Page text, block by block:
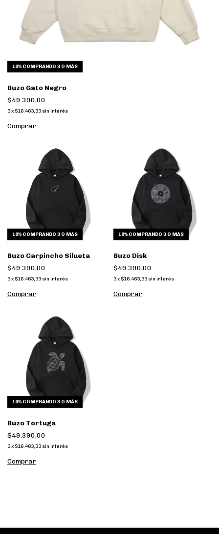
10% COMPRANDO 3 O MÁS
Buzo Gato Negro
$49.390,00
3x $16.463,33 sin interés
Comprar
10% COMPRANDO 3 O MÁS
Buzo Carpincho Silueta
$49.390,00
3x $16.463,33 sin interés
Comprar
10% COMPRANDO 3 O MÁS
Buzo Disk
$49.390,00
3 x $16.463,33 sin interés
Comprar
10% COMPRANDO 3 O MÁS
Buzo Tortuga
$49.390,00
3x $16.463,33 sin interés
Comprar